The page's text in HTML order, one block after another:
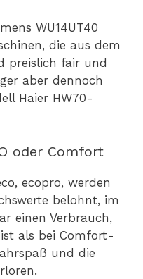
WU14UT40
die aus dem
preislich fair und
aber dennoch
Haier HW70-
oder Comfort
ecopro, werden
belohnt, im
einen Verbrauch,
als bei Comfort-
und die